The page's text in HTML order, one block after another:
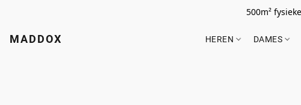
500m²
MADDOX HEREN DAMES